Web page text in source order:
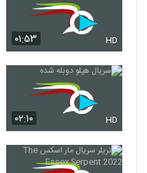
۰۱:۵۳ HD
۰۲:۱۰ HD